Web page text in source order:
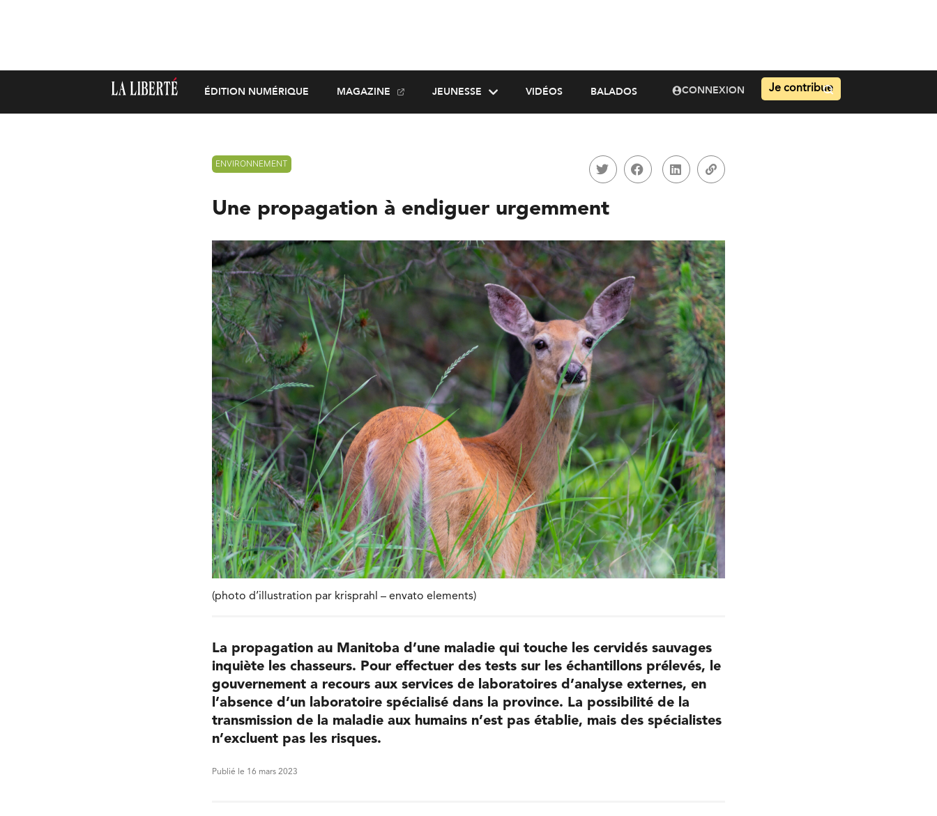
ÉDITION NUMÉRIQUE MAGAZINE JEUNESSE VIDÉOS BALADOS CONNEXION Je contribue
ENVIRONNEMENT
Une propagation à endiguer urgemment
(photo d’illustration par krisprahl – envato elements)
La propagation au Manitoba d’une maladie qui touche les cervidés sauvages
inquiète les chasseurs. Pour effectuer des tests sur les échantillons prélevés, le
gouvernement a recours aux services de laboratoires d’analyse externes, en
l’absence d’un laboratoire spécialisé dans la province. La possibilité de la
transmission de la maladie aux humains n’est pas établie, mais des spécialistes
n’excluent pas les risques.
Publié le 16 mars 2023